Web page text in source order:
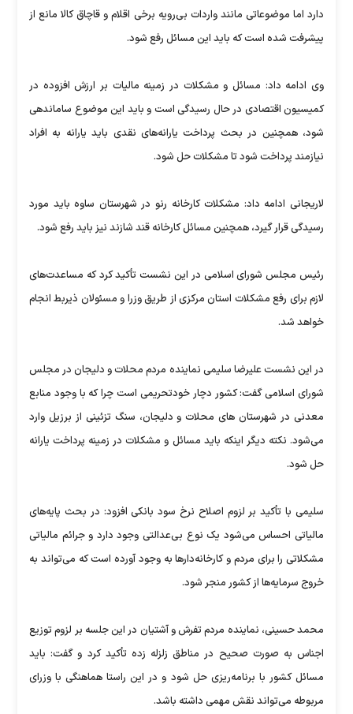
دارد اما موضوعاتی مانند واردات بی‌رویه برخی اقلام و قاچاق کالا مانع از
پیشرفت شده است که باید این مسائل رفع شود.
وی ادامه داد: مسائل و مشکلات در زمینه مالیات بر ارزش افزوده در
کمیسیون اقتصادی در حال رسیدگی است و باید این موضوع ساماندهی
شود، همچنین در بحث پرداخت یارانه‌های نقدی باید یارانه‌ به افراد
نیازمند پرداخت شود تا مشکلات حل شود.
لاریجانی ادامه داد: مشکلات کارخانه رنو در شهرستان ساوه باید مورد
رسیدگی قرار گیرد، همچنین مسائل کارخانه قند شازند نیز باید رفع شود.
رئیس مجلس شورای اسلامی در این نشست تأکید کرد که مساعدت‌های
لازم برای رفع مشکلات استان مرکزی از طریق وزرا و مسئولان ذیربط انجام
خواهد شد.
در این نشست علیرضا سلیمی نماینده مردم محلات و دلیجان در مجلس
شورای اسلامی گفت: کشور دچار خودتحریمی است چرا که با وجود منابع
معدنی در شهرستان ‌های محلات و دلیجان، سنگ تزئینی از برزیل وارد
می‌شود. نکته دیگر اینکه باید مسائل و مشکلات در زمینه پرداخت یارانه
حل شود.
سلیمی با تأکید بر لزوم اصلاح نرخ سود بانکی افزود: در بحث پایه‌های
مالیاتی احساس می‌شود یک نوع بی‌عدالتی وجود دارد و جرائم مالیاتی
مشکلاتی را برای مردم و کارخانه‌دارها به وجود آورده است که می‌تواند به
خروج سرمایه‌ها از کشور منجر شود.
محمد حسینی، نماینده مردم تفرش و آشتیان در این جلسه بر لزوم توزیع
اجناس به صورت صحیح در مناطق زلزله زده تأکید کرد و گفت: باید
مسائل کشور با برنامه‌ریزی حل شود و در این راستا هماهنگی با وزرای
مربوطه می‌تواند نقش مهمی داشته باشد.